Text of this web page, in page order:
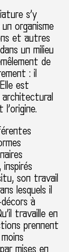
s’y
organisme
et autres
un milieu
de
: il
est
son travail
lesquels il
à
travaille en
prennent
mises en